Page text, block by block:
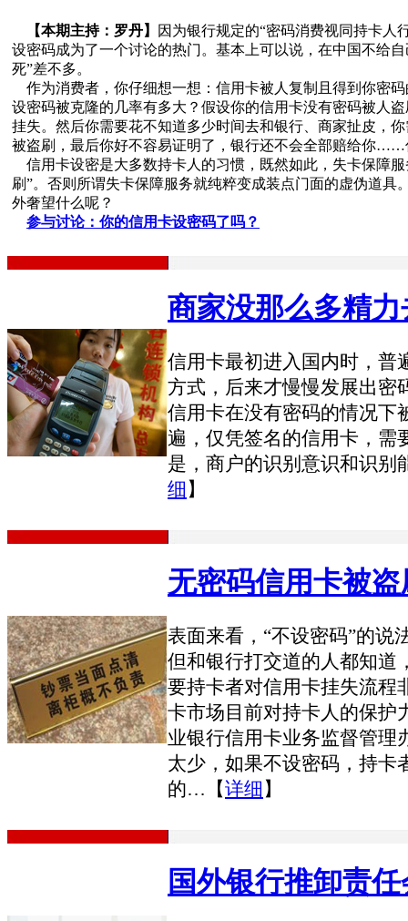
【本期主持：罗丹】
因为银行规定的“密码消费视同持卡人
设密码成为了一个讨论的热门。基本上可以说，在中国不给
死”差不多。
作为消费者，你仔细想一想：信用卡被人复制且得到你密
设密码被克隆的几率有多大？假设你的信用卡没有密码被人
挂失。然后你需要花不知道多少时间去和银行、商家扯皮，
被盗刷，最后你好不容易证明了，银行还不会全部赔给你……
信用卡设密是大多数持卡人的习惯，既然如此，失卡保障服
刷”。否则所谓失卡保障服务就纯粹变成装点门面的虚伪道具
外奢望什么呢？
参与讨论：你的信用卡设密码了吗？
商家没那么多精
信用卡最初进入国内时，普
方式，后来才慢慢发展出密
信用卡在没有密码的情况下
遍，仅凭签名的信用卡，需
是，商户的识别意识和识
细 】
无密码信用卡被
表面来看，“不设密码”的说
但和银行打交道的人都知道
要持卡者对信用卡挂失流程
卡市场目前对持卡人的保护
业银行信用卡业务监督管理
太少，如果不设密码，持卡
的…【详细 】
国外银行推卸责